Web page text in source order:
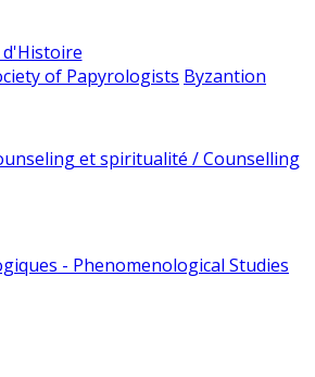
d'Histoire
of Papyrologists Byzantion
et spiritualité / Counselling
- Phenomenological Studies